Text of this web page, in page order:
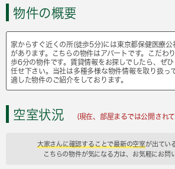
物件の概要
家からすぐ近くの所(徒歩5分)には東京都保健医療
があります。こちらの物件はアパートです。こだわ
歩6分の物件です。賃貸情報をお探しでしたら、ぜ
任せ下さい。当社は多種多様な物件情報を取り扱っ
適した物件のご紹介をしております。
空室状況 (現在、部屋まるでは公開されて
大家さんに確認することで最新の空室が出てい
こちらの物件が気になる方は、お気軽にお問